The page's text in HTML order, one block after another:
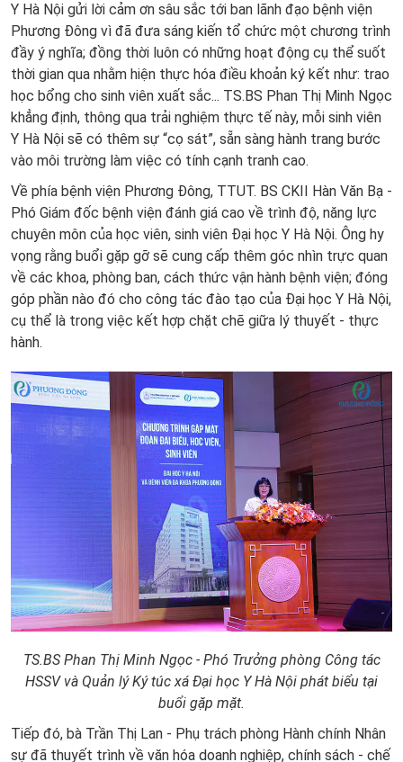
Y Hà Nội gửi lời cảm ơn sâu sắc tới ban lãnh đạo bệnh viện
Phương Đông vì đã đưa sáng kiến tổ chức một chương trình
đầy ý nghĩa; đồng thời luôn có những hoạt động cụ thể suốt
thời gian qua nhằm hiện thực hóa điều khoản ký kết như: trao
học bổng cho sinh viên xuất sắc... TS.BS Phan Thị Minh Ngọc
khẳng định, thông qua trải nghiệm thực tế này, mỗi sinh viên
Y Hà Nội sẽ có thêm sự “cọ sát”, sẵn sàng hành trang bước
vào môi trường làm việc có tính cạnh tranh cao.
Về phía bệnh viện Phương Đông, TTUT. BS CKII Hàn Văn Bạ -
Phó Giám đốc bệnh viện đánh giá cao về trình độ, năng lực
chuyên môn của học viên, sinh viên Đại học Y Hà Nội. Ông hy
vọng rằng buổi gặp gỡ sẽ cung cấp thêm góc nhìn trực quan
về các khoa, phòng ban, cách thức vận hành bệnh viện; đóng
góp phần nào đó cho công tác đào tạo của Đại học Y Hà Nội,
cụ thể là trong việc kết hợp chặt chẽ giữa lý thuyết - thực
hành.
TS.BS Phan Thị Minh Ngọc - Phó Trưởng phòng Công tác
HSSV và Quản lý Ký túc xá Đại học Y Hà Nội phát biểu tại
buổi gặp mặt.
Tiếp đó, bà Trần Thị Lan - Phụ trách phòng Hành chính Nhân
sự đã thuyết trình về văn hóa doanh nghiệp, chính sách - chế